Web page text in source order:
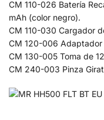
CM 110-026 Batería
mAh (color negro).
CM 110-030 Cargador
CM 120-006 Adaptador
CM 130-005 Toma de
CM 240-003 Pinza